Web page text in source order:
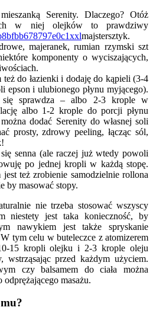
Serenity. Dlaczego? Otóż
w niej olejków to prawdziwy
majstersztyk.
majeranek, rumian rzymski szt
komponenty o wyciszających,
też do łazienki i dodaję do kąpieli (3-4
epson i ulubionego płynu myjącego).
się sprawdza – albo 2-3 krople w
albo 1-2 krople do porcji płynu
dodać Serenity do własnej soli
prosty, zdrowy peeling, łącząc sól,
senna (ale raczej już wtedy powoli
po jednej kropli w każdą stopę.
też zrobienie samodzielnie rollona
by masować stopy.
nie trzeba stosować wszyscy
niestety jest taka konieczność, by
nawykiem jest także spryskanie
tym celu w buteleczce z atomizerem
15 kropli olejku i 2-3 krople oleju
wstrząsając przed każdym użyciem.
czy balsamem do ciała można
masażu.